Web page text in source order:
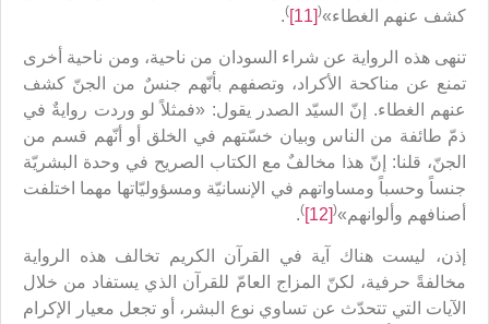
كشف‏ عنهم‏ الغطاء»(
[11]
)
.
تنهى هذه الرواية عن شراء السودان من ناحية، ومن ناحية أخرى
تمنع عن مناكحة الأكراد، وتصفهم بأنّهم جنسٌ من الجنّ كشف
عنهم الغطاء. إنّ السيّد الصدر يقول: «فمثلاً لو وردت روايةٌ في
ذمّ طائفة من الناس وبيان خسّتهم في الخلق أو أنّهم قسم من
الجنّ‏، قلنا: إنّ هذا مخالفٌ مع الكتاب الصريح في وحدة البشريّة
جنساً وحسباً ومساواتهم في الإنسانيّة ومسؤوليّاتها مهما اختلفت
أصنافهم وألوانهم»(
[12]
)
.
إذن، ليست هناك آية في القرآن الكريم تخالف هذه الرواية
مخالفةً حرفية، لكنّ المزاج العامّ للقرآن الذي يستفاد من خلال
الآيات التي تتحدّث عن تساوي نوع البشر، أو تجعل معيار الإكرام